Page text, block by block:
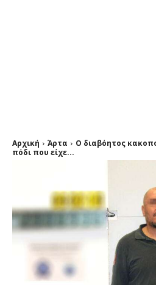
Αρχική Άρτα
Ο διαβόητος
πόδι που είχε...